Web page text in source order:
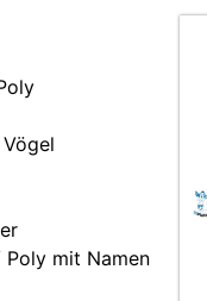
mit Namen